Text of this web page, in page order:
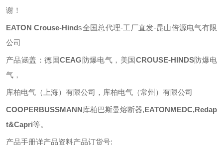
谢！
EATON Crouse-Hinds全国总代理-工厂直发-昆山倍源电气有限
公司
产品涵盖：德国CEAG防爆电气，美国CROUSE-HINDS防爆电
气，
库柏电气（上海）有限公司，库柏电气（常州）有限公司
COOPERBUSSMANN库柏巴斯曼熔断器,EATONMEDC,Redap
t&Capri等。
产品手册详产品资料产品订货号: